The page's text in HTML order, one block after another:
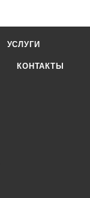
УСЛУГИ
КОНТАКТЫ